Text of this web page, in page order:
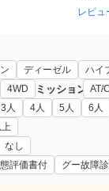
1999年1月
レビュ
ディーゼル ハイ
4WD ミッション AT/
3人 4人 5人 6人
なし
評価書付 グー故障